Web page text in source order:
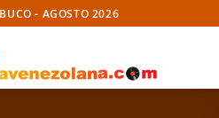
- AGOSTO 2026